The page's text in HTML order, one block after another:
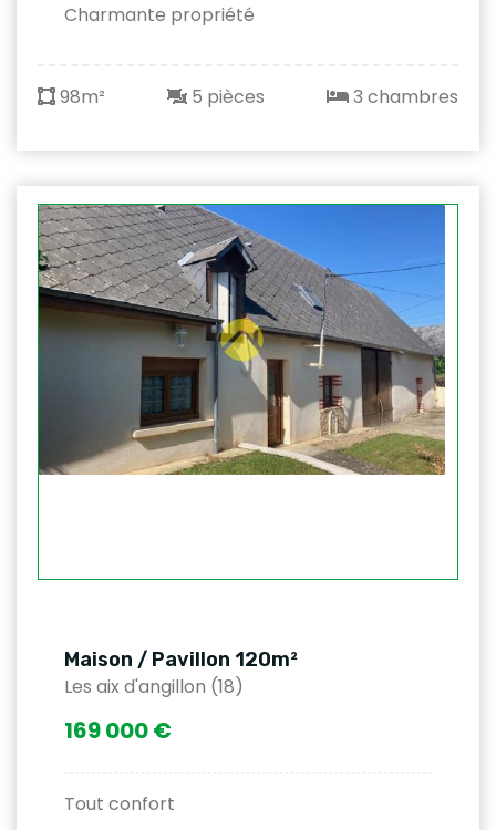
Charmante propriété
98m² 5 pièces 3 chambres
Maison / Pavillon 120m²
Les aix d'angillon (18)
169 000 €
Tout confort